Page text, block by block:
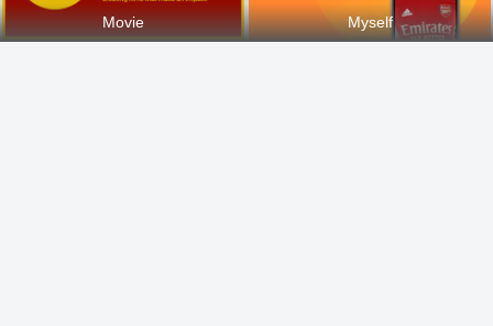
Movie Myself